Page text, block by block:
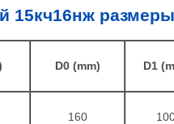
15кч16нж
D0 (mm) D1
160